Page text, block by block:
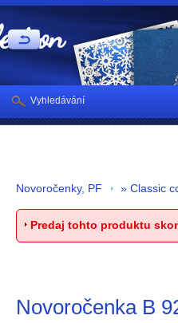
Novoročenky, PF » Classic
Predaj tohto produktu
Novoročenka B
Vyhledávání